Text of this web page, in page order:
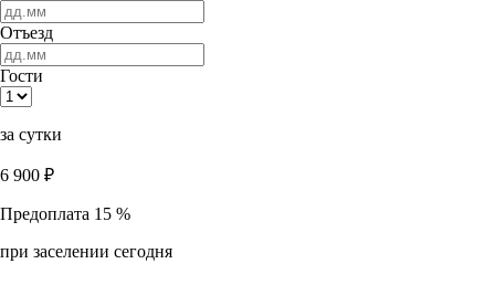
Отъезд
Гости
за сутки
6 900 ₽
Предоплата 15 %
при заселении сегодня